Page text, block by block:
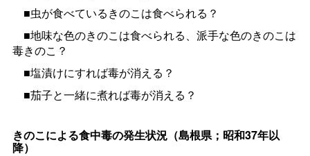
■虫が食べているきのこは食べられる？
■地味な色のきのこは食べられる、派手な色のきのこは
毒きのこ？
■塩漬けにすれば毒が消える？
■茄子と一緒に煮れば毒が消える？
きのこによる食中毒の発生状況（島根県；昭和37年以
降）